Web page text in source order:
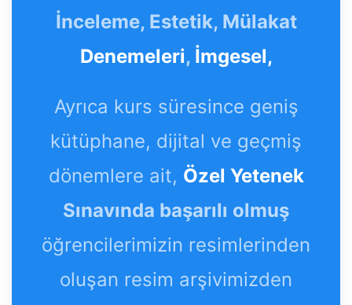
İnceleme, Estetik, Mülakat
Denemeleri, İmgesel,
Ayrıca kurs süresince geniş
kütüphane, dijital ve geçmiş
dönemlere ait, Özel Yetenek
Sınavında başarılı olmuş
öğrencilerimizin resimlerinden
oluşan resim arşivimizden